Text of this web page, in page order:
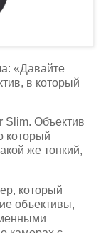
«Давайте
в который
Slim. Объектив
который
же тонкий,
который
объективы,